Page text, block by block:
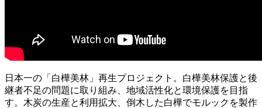
日本一の「白樺美林」再生プロジェクト。白樺美林保護と後
継者不足の問題に取り組み、地域活性化と環境保護を目指
す。木炭の生産と利用拡大、倒木した白樺でモルックを製作